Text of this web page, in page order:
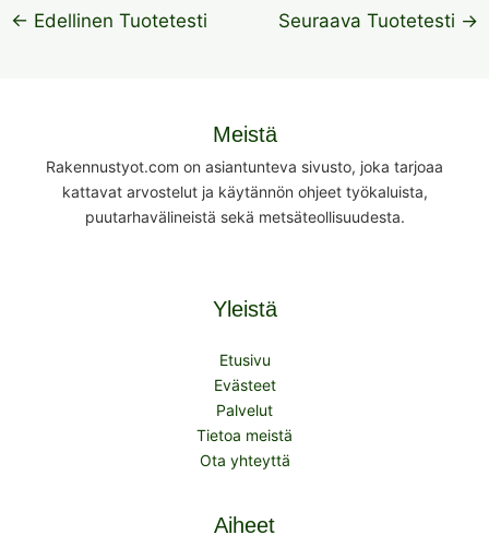
← Edellinen Tuotetesti Seuraava Tuotetesti →
Meistä
Rakennustyot.com on asiantunteva sivusto, joka tarjoaa
kattavat arvostelut ja käytännön ohjeet työkaluista,
puutarhavälineistä sekä metsäteollisuudesta.
Yleistä
Etusivu
Evästeet
Palvelut
Tietoa meistä
Ota yhteyttä
Aiheet